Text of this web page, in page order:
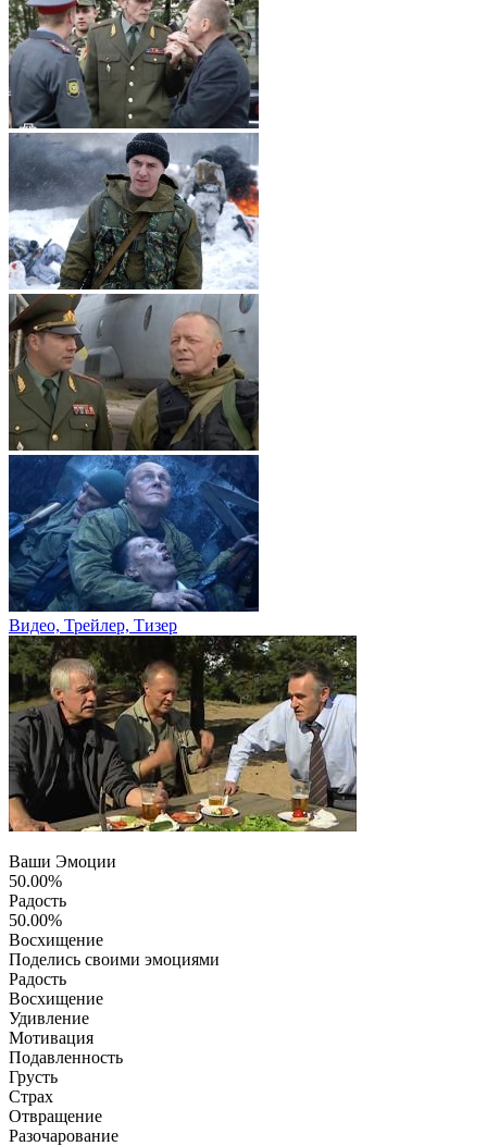
Видео, Трейлер, Тизер
Ваши Эмоции
50.00%
Радость
50.00%
Восхищение
Поделись своими эмоциями
Радость
Восхищение
Удивление
Мотивация
Подавленность
Грусть
Страх
Отвращение
Разочарование